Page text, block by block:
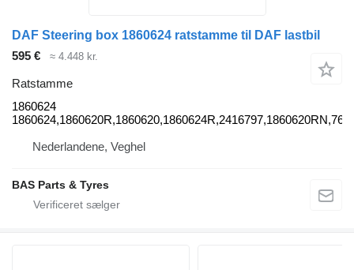
DAF Steering box 1860624 ratstamme til DAF lastbil
595 €
≈ 4.448 kr.
Ratstamme
1860624
Nederlandene, Veghel
BAS Parts & Tyres